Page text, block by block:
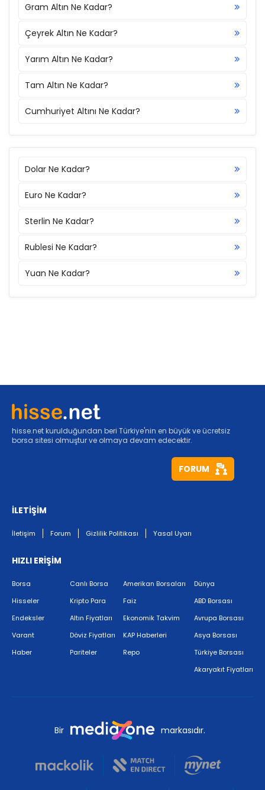
Gram Altın Ne Kadar?
Çeyrek Altın Ne Kadar?
Yarım Altın Ne Kadar?
Tam Altın Ne Kadar?
Cumhuriyet Altını Ne Kadar?
Dolar Ne Kadar?
Euro Ne Kadar?
Sterlin Ne Kadar?
Rublesi Ne Kadar?
Yuan Ne Kadar?
hisse.net kurulduğundan beri Türkiye'nin en büyük ve ücretsiz
borsa sitesi olmuştur ve olmaya devam edecektir.
FORUM
İLETİŞİM
İletişim Forum Gizlilik Politikası Yasal Uyarı
HIZLI ERİŞİM
Borsa
Hisseler
Endeksler
Varant
Haber
Canlı Borsa
Kripto Para
Altın Fiyatları
Döviz Fiyatları
Pariteler
Amerikan Borsaları
Faiz
Ekonomik Takvim
KAP Haberleri
Repo
Dünya
ABD Borsası
Avrupa Borsası
Asya Borsası
Türkiye Borsası
Akaryakıt Fiyatları
Bir markasıdır.